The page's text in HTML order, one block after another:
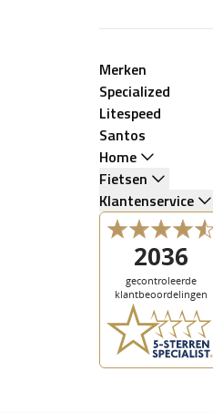
Merken
Specialized
Litespeed
Santos
Home
Fietsen
Klantenservice